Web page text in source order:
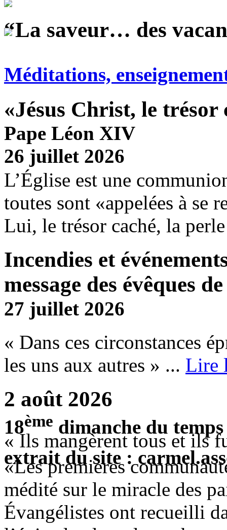
“La saveur… des
Méditations,
«Jésus Christ, le
Pape Léon XIV
26 juillet 2026
L’Église est une
toutes sont «appelées à se
Lui, le trésor caché, la
Incendies et
message des évêques
27 juillet 2026
« Dans ces circonstances
les uns aux autres » ... Lire
2 août 2026
18ème dimanche du
« Ils mangèrent tous et ils
extrait du site :
«Les premières
médité sur le miracle des
Évangélistes ont recueilli